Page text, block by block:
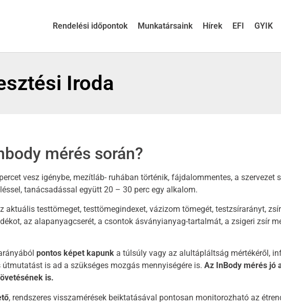
Rendelési időpontok Munkatársaink Hírek EFI GYIK
Iroda
mérés során?
vesz igénybe, mezítláb- ruhában történik, fájdalommentes, a szervezet
tanácsadással együtt 20 – 30 perc egy alkalom.
aktuális testtömeget, testtömegindexet, vázizom tömegét, testzsírarányt,
az alapanyagcserét, a csontok ásványianyag-tartalmát, a zsigeri zsír
pontos képet kapunk a túlsúly vagy az alultápláltság mértékéről,
is ad a szükséges mozgás mennyiségére is. Az InBody mérés jó
is.
, rendszeres visszamérések beiktatásával pontosan monitorozható az